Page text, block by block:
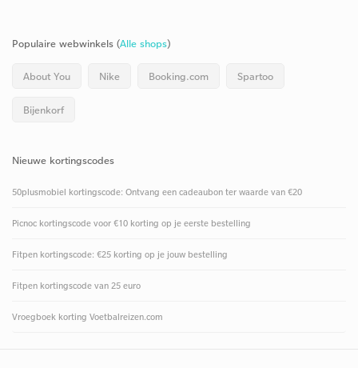
Populaire webwinkels (Alle shops)
About You Nike Booking.com Spartoo
Bijenkorf
Nieuwe kortingscodes
50plusmobiel kortingscode: Ontvang een cadeaubon ter waarde van €20
Picnoc kortingscode voor €10 korting op je eerste bestelling
Fitpen kortingscode: €25 korting op je jouw bestelling
Fitpen kortingscode van 25 euro
Vroegboek korting Voetbalreizen.com